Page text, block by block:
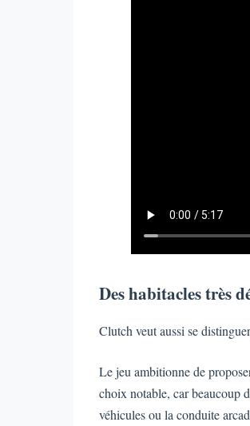
Des habitacles très
Clutch veut aussi se
Le jeu ambitionne de
choix notable, car beaucoup
véhicules ou la conduite